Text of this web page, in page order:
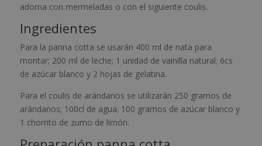
adorna con mermeladas o con el siguiente coulis.
Ingredientes
Para la panna cotta se usarán 400 ml de nata para
montar; 200 ml de leche; 1 unidad de vainilla natural; 6cs
de azúcar blanco y 2 hojas de gelatina.
Para el coulis de arándanos se utilizarán 250 gramos de
arándanos; 100cl de agua; 100 gramos de azúcar blanco y
1 chorrito de zumo de limón.